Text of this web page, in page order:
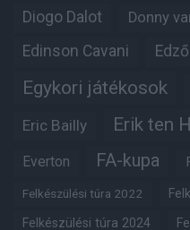
Diogo Dalot Donny
Edinson Cavani
Egykori játékosok
Eric Bailly Erik ten
Everton FA-kupa
Felkészülési túra 2022
Felkészülési túra 2024